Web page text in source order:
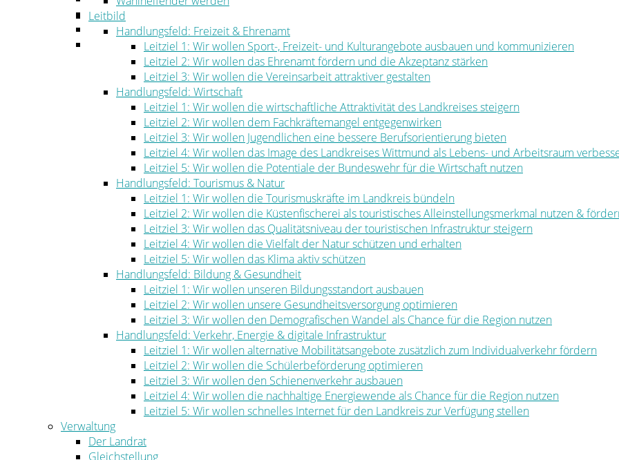
Verkehr
Umwelt
Ordnung
Leitbild
Handlungsfeld: Freizeit & Ehrenamt
Leitziel 1: Wir wollen Sport-, Freizeit- und Kulturangebote ausbauen und kommunizieren
Leitziel 2: Wir wollen das Ehrenamt fördern und die Akzeptanz stärken
Leitziel 3: Wir wollen die Vereinsarbeit attraktiver gestalten
Handlungsfeld: Wirtschaft
Leitziel 1: Wir wollen die wirtschaftliche Attraktivität des Landkreises steigern
Leitziel 2: Wir wollen dem Fachkräftemangel entgegenwirken
Leitziel 3: Wir wollen Jugendlichen eine bessere Berufsorientierung bieten
Leitziel 4: Wir wollen das Image des Landkreises Wittmund als Lebens- und Arbeitsraum
Leitziel 5: Wir wollen die Potentiale der Bundeswehr für die Wirtschaft nutzen
Handlungsfeld: Tourismus & Natur
Leitziel 1: Wir wollen die Tourismuskräfte im Landkreis bündeln
Leitziel 2: Wir wollen die Küstenfischerei als touristisches Alleinstellungsmerkmal nutzen &
Leitziel 3: Wir wollen das Qualitätsniveau der touristischen Infrastruktur steigern
Leitziel 4: Wir wollen die Vielfalt der Natur schützen und erhalten
Leitziel 5: Wir wollen das Klima aktiv schützen
Handlungsfeld: Bildung & Gesundheit
Leitziel 1: Wir wollen unseren Bildungsstandort ausbauen
Leitziel 2: Wir wollen unsere Gesundheitsversorgung optimieren
Leitziel 3: Wir wollen den Demografischen Wandel als Chance für die Region nutzen
Handlungsfeld: Verkehr, Energie & digitale Infrastruktur
Leitziel 1: Wir wollen alternative Mobilitätsangebote zusätzlich zum Individualverkehr fördern
Leitziel 2: Wir wollen die Schülerbeförderung optimieren
Leitziel 3: Wir wollen den Schienenverkehr ausbauen
Leitziel 4: Wir wollen die nachhaltige Energiewende als Chance für die Region nutzen
Leitziel 5: Wir wollen schnelles Internet für den Landkreis zur Verfügung stellen
Verwaltung
Der Landrat
Gleichstellung